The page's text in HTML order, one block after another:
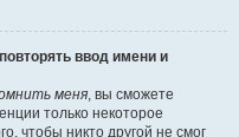
ввод имени и
меня, вы сможете
только некоторое
чтобы никто другой не смог